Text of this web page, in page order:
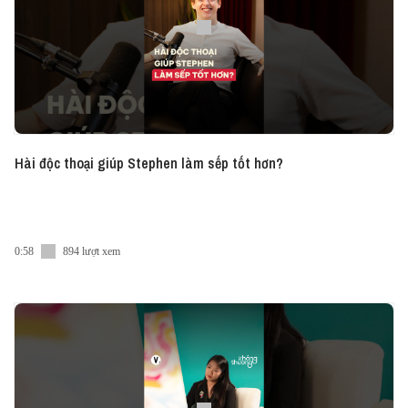
Cảm ơn Every Half Coffee Roasters đã đồng hành
cùng Vietcetera trong series 10 Best Sips thuộc
podcast Have A Sip.
#HaveASip #Vietcetera #Vietcetera_Podcast
#HAS231 #10BestSips
Hài độc thoại giúp Stephen làm sếp tốt hơn?
0:58 894 lượt xem